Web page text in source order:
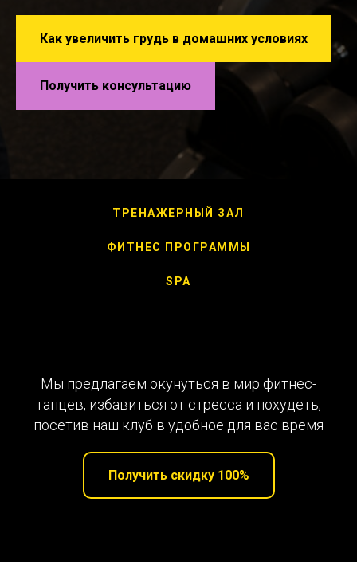
Как увеличить грудь в домашних условиях
Получить консультацию
ТРЕНАЖЕРНЫЙ ЗАЛ
ФИТНЕС ПРОГРАММЫ
SPA
Мы предлагаем окунуться в мир фитнес-
танцев, избавиться от стресса и похудеть,
посетив наш клуб в удобное для вас время
Получить скидку 100%